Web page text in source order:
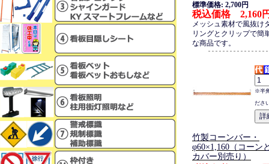
標準価格: 2,700円
税込価格 2,160
メッシュ素材で風抜け
リングとクリップで簡
な商品です。
※半
ださ
竹製コーンバー・
φ60×1,160（コーン
カバー別売り）